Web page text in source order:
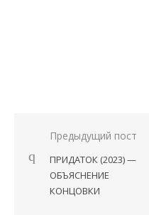
Навигация
записям
Предыдущий пост
ПРИДАТОК (2023) —
ОБЪЯСНЕНИЕ
КОНЦОВКИ